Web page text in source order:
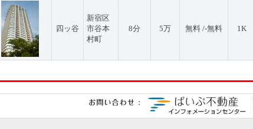
四ッ谷
新宿区
市谷本
村町
8分 5万 無料 /-無料 1K